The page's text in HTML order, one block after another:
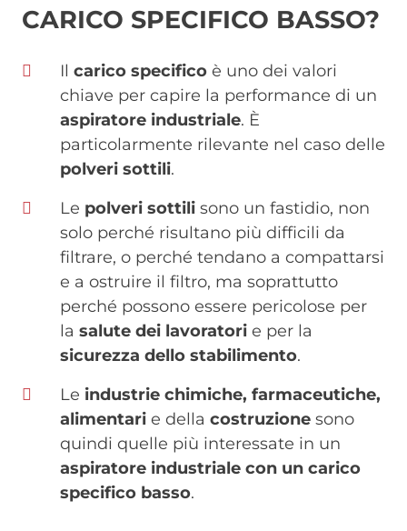
CARICO SPECIFICO BASSO?
Il carico specifico è uno dei valori
chiave per capire la performance di un
aspiratore industriale. È
particolarmente rilevante nel caso delle
polveri sottili.
Le polveri sottili sono un fastidio, non
solo perché risultano più difficili da
filtrare, o perché tendano a compattarsi
e a ostruire il filtro, ma soprattutto
perché possono essere pericolose per
la salute dei lavoratori e per la
sicurezza dello stabilimento.
Le industrie chimiche, farmaceutiche,
alimentari e della costruzione sono
quindi quelle più interessate in un
aspiratore industriale con un carico
specifico basso.